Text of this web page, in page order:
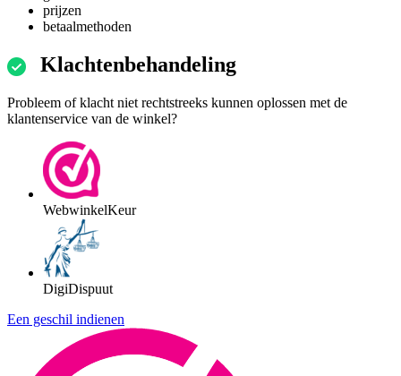
prijzen
betaalmethoden
Klachtenbehandeling
Probleem of klacht niet rechtstreeks kunnen oplossen met de
klantenservice van de winkel?
WebwinkelKeur
DigiDispuut
Een geschil indienen